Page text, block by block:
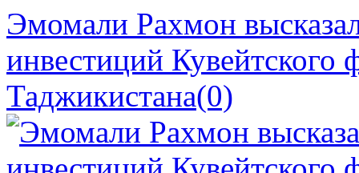
Эмомали Рахмон
инвестиций Кувейтского
Таджикистана(0)